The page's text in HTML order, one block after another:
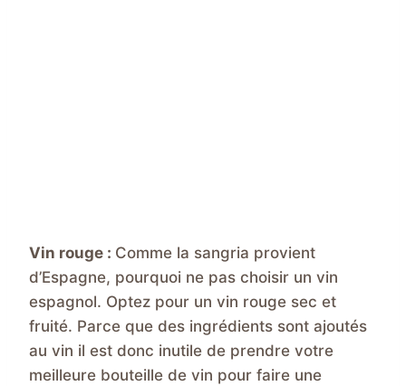
Vin rouge : Comme la sangria provient
d’Espagne, pourquoi ne pas choisir un vin
espagnol. Optez pour un vin rouge sec et
fruité. Parce que des ingrédients sont ajoutés
au vin il est donc inutile de prendre votre
meilleure bouteille de vin pour faire une